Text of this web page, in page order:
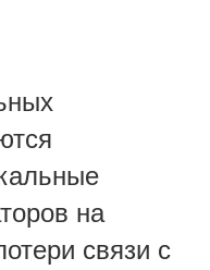
на
связи с